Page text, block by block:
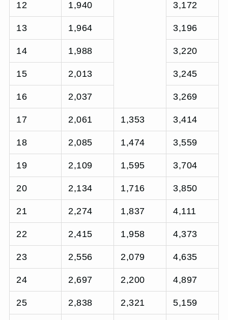
12 1,940 3,172
13 1,964 3,196
14 1,988 3,220
15 2,013 3,245
16 2,037 3,269
17 2,061 1,353 3,414
18 2,085 1,474 3,559
19 2,109 1,595 3,704
20 2,134 1,716 3,850
21 2,274 1,837 4,111
22 2,415 1,958 4,373
23 2,556 2,079 4,635
24 2,697 2,200 4,897
25 2,838 2,321 5,159